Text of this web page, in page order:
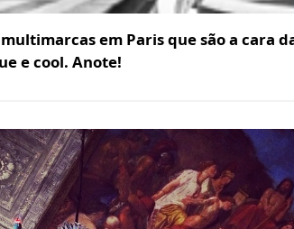
em Paris que são a cara
e cool. Anote!